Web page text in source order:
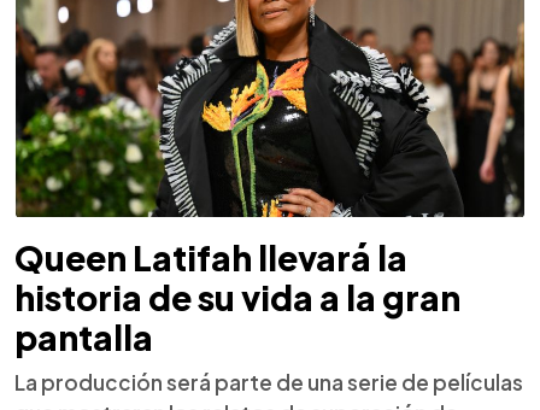
Queen Latifah llevará la
historia de su vida a la gran
pantalla
La producción será parte de una serie de películas